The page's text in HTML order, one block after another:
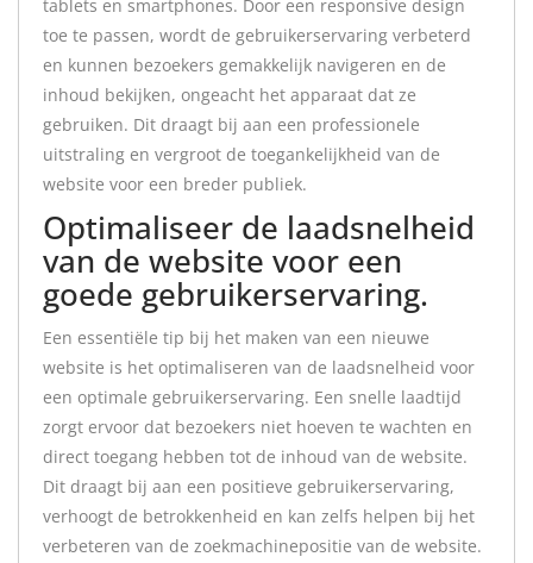
tablets en smartphones. Door een responsive design
toe te passen, wordt de gebruikerservaring verbeterd
en kunnen bezoekers gemakkelijk navigeren en de
inhoud bekijken, ongeacht het apparaat dat ze
gebruiken. Dit draagt bij aan een professionele
uitstraling en vergroot de toegankelijkheid van de
website voor een breder publiek.
Optimaliseer de laadsnelheid
van de website voor een
goede gebruikerservaring.
Een essentiële tip bij het maken van een nieuwe
website is het optimaliseren van de laadsnelheid voor
een optimale gebruikerservaring. Een snelle laadtijd
zorgt ervoor dat bezoekers niet hoeven te wachten en
direct toegang hebben tot de inhoud van de website.
Dit draagt bij aan een positieve gebruikerservaring,
verhoogt de betrokkenheid en kan zelfs helpen bij het
verbeteren van de zoekmachinepositie van de website.